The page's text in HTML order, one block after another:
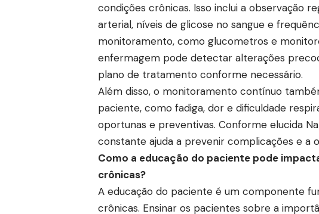
condições crônicas. Isso inclui a observação
arterial, níveis de glicose no sangue e
monitoramento, como glucometros e
enfermagem pode detectar alterações
plano de tratamento conforme necessário.
Além disso, o monitoramento contínuo
paciente, como fadiga, dor e dificuldade
oportunas e preventivas. Conforme elucida
constante ajuda a prevenir complicações e a
Como a educação do paciente pode
crônicas?
A educação do paciente é um componente
crônicas. Ensinar os pacientes sobre a